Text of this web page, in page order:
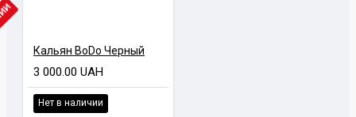
Кальян BoDo Черный
3 000.00 UAH
Нет в наличии